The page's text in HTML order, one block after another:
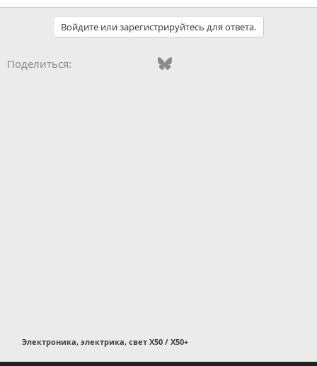
Войдите или зарегистрируйтесь для ответа.
Поделиться: Odnoklassniki
Mail.ruBluesky
Электроника, электрика, свет X50 / X50+